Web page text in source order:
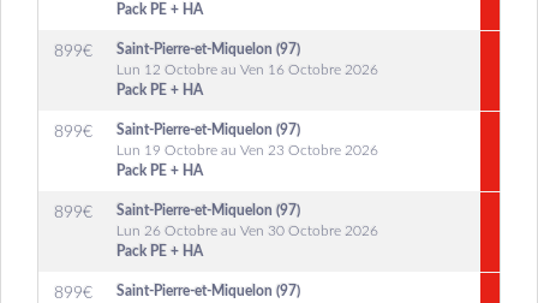
Pack PE + HA
899€
Saint-Pierre-et-Miquelon (97)
Lun 12 Octobre au Ven 16 Octobre 2026
Pack PE + HA
899€
Saint-Pierre-et-Miquelon (97)
Lun 19 Octobre au Ven 23 Octobre 2026
Pack PE + HA
899€
Saint-Pierre-et-Miquelon (97)
Lun 26 Octobre au Ven 30 Octobre 2026
Pack PE + HA
899€
Saint-Pierre-et-Miquelon (97)